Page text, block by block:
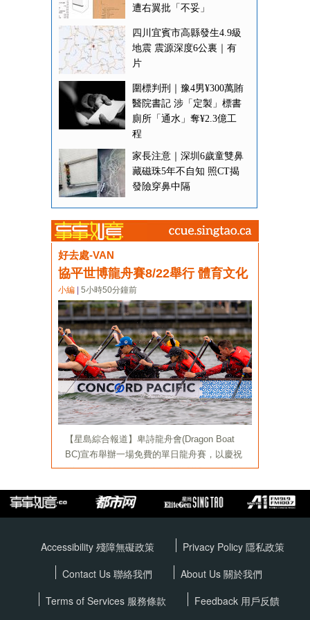
Accessibility 殘障無礙政策 Privacy Policy 隱私政策
Contact Us 聯絡我們
About Us 關於我們
Terms of Services 服務條款 Feedback 用戶反饋